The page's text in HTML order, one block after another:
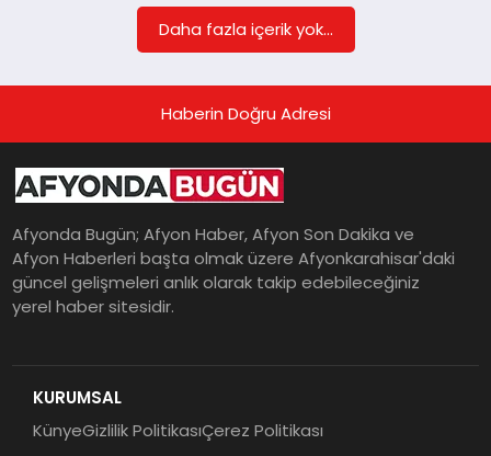
SIYASET
SPOR
Daha fazla içerik yok...
Haberin Doğru Adresi
Afyonda Bugün; Afyon Haber, Afyon Son Dakika ve
Afyon Haberleri başta olmak üzere Afyonkarahisar'daki
güncel gelişmeleri anlık olarak takip edebileceğiniz
yerel haber sitesidir.
KURUMSAL
KünyeGizlilik PolitikasıÇerez Politikası